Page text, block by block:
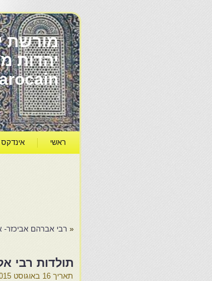
מורשת
ראשי
« רבי אברהם אביכזר-
תולדות רבי
תאריך 16 באוגוסט 2015